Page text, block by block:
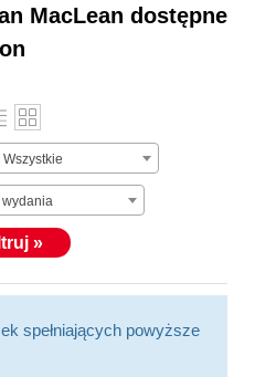
MacLean dostępne
Wszystkie
wydania
»
spełniających powyższe